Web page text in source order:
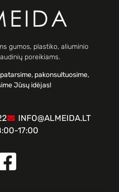
gumos, plastiko, aliuminio
poreikiams.
pakonsultuosime,
Jūsų idėjas!
INFO@ALMEIDA.LT
17:00